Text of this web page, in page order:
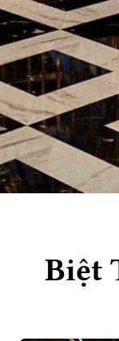
Biệt